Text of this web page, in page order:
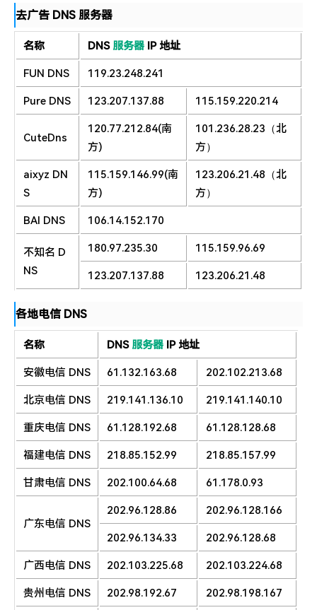
去广告 DNS 服务器
名称 DNS 服务器 IP 地址
FUN DNS 119.23.248.241
Pure DNS 123.207.137.88 115.159.220.214
CuteDns
120.77.212.84(南
方)
101.236.28.23（北
方）
aixyz DN
S
115.159.146.99(南
方)
123.206.21.48（北
方）
BAI DNS 106.14.152.170
不知名 D
NS
180.97.235.30 115.159.96.69
123.207.137.88 123.206.21.48
各地电信 DNS
名称 DNS 服务器 IP 地址
安徽电信 DNS 61.132.163.68 202.102.213.68
北京电信 DNS 219.141.136.10 219.141.140.10
重庆电信 DNS 61.128.192.68 61.128.128.68
福建电信 DNS 218.85.152.99 218.85.157.99
甘肃电信 DNS 202.100.64.68 61.178.0.93
广东电信 DNS
202.96.128.86 202.96.128.166
202.96.134.33 202.96.128.68
广西电信 DNS 202.103.225.68 202.103.224.68
贵州电信 DNS 202.98.192.67 202.98.198.167